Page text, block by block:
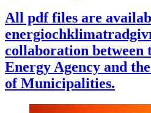
All pdf files are
collaboration between
Energy Agency and
of Municipalities.